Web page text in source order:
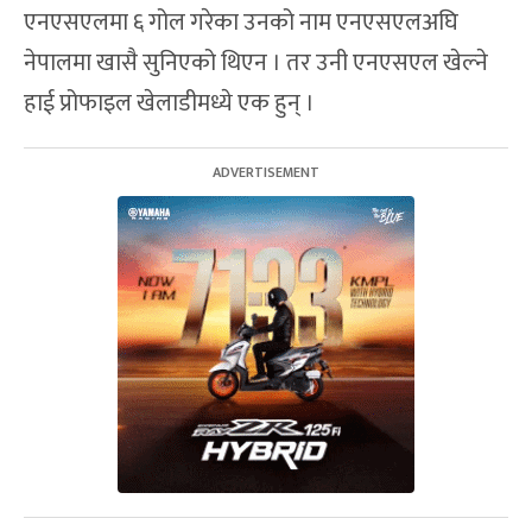
एनएसएलमा ६ गोल गरेका उनको नाम एनएसएलअघि
नेपालमा खासै सुनिएको थिएन । तर उनी एनएसएल खेल्ने
हाई प्रोफाइल खेलाडीमध्ये एक हुन् ।